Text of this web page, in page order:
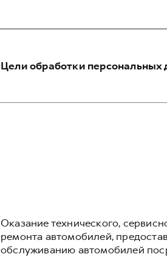
Цели обработки персональных
Оказание технического,
ремонта автомобилей,
обслуживанию автомобилей